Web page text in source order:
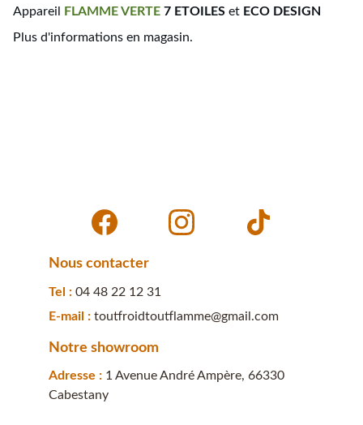
Appareil FLAMMEVERTE 7 ETOILES et ECO DESIGN
Plus d'informations en magasin.
E-mail : toutfroidtoutflamme@gmail.com
Tel : 04 48 22 12 31
Adresse : 1 Avenue André Ampère, 66330
Cabestany
Notre showroom
Nous contacter